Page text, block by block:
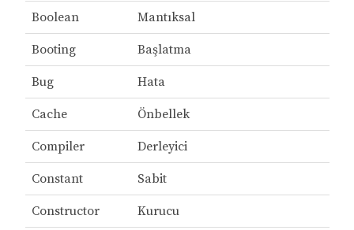
Boolean Mantıksal
Booting Başlatma
Bug Hata
Cache Önbellek
Compiler Derleyici
Constant Sabit
Constructor Kurucu